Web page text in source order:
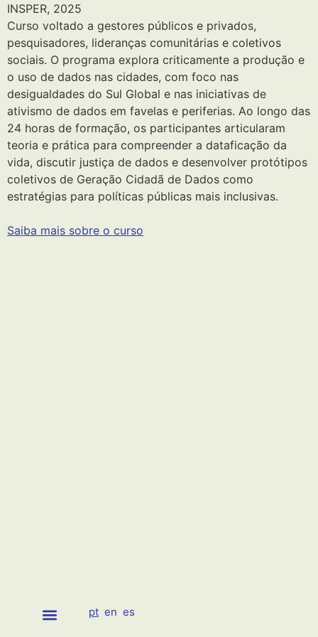
pt en es
INSPER, 2025
Curso voltado a gestores públicos e privados,
pesquisadores, lideranças comunitárias e coletivos
sociais. O programa explora criticamente a produção e
o uso de dados nas cidades, com foco nas
desigualdades do Sul Global e nas iniciativas de
ativismo de dados em favelas e periferias. Ao longo das
24 horas de formação, os participantes articularam
teoria e prática para compreender a dataficação da
vida, discutir justiça de dados e desenvolver protótipos
coletivos de Geração Cidadã de Dados como
estratégias para políticas públicas mais inclusivas.
Saiba mais sobre o curso